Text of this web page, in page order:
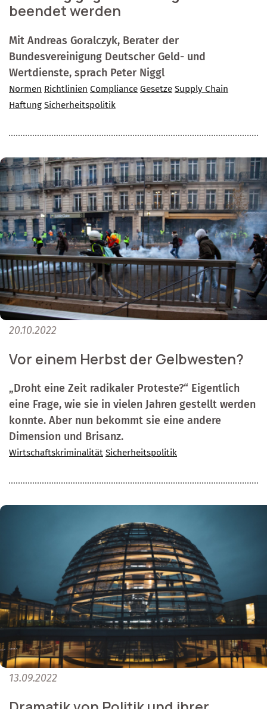
beendet werden
Mit Andreas Goralczyk, Berater der
Bundesvereinigung Deutscher Geld- und
Wertdienste, sprach Peter Niggl
Normen Richtlinien Compliance Gesetze Supply Chain
Haftung Sicherheitspolitik
20.10.2022
Vor einem Herbst der Gelbwesten?
„Droht eine Zeit radikaler Proteste?“ Eigentlich
eine Frage, wie sie in vielen Jahren gestellt werden
konnte. Aber nun bekommt sie eine andere
Dimension und Brisanz.
Wirtschaftskriminalität Sicherheitspolitik
13.09.2022